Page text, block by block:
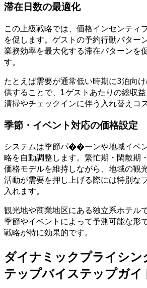
滞在日数の最適化
この上級戦略では、価格インセンティ
を促します。ゲストの予約行動パター
業務効率を最大化する滞在パターンを
す。
たとえば需要が通常低い時期に3泊向
供することで、1ゲストあたりの総収
清掃やチェックインに伴う入れ替えコ
季節・イベント対応の価格設定
システムは季節パ��ーンや地域イベ
略を自動調整します。繁忙期・閑散期
価格モデルを維持しながら、地域の観
活動が需要を押し上げる際には特別な
入れます。
観光地や商業地区にある独立系ホテル
季節やイベントによって予測可能な形
戦略が特に効果的です。
ダイナミックプライシン
テップバイステップガイ